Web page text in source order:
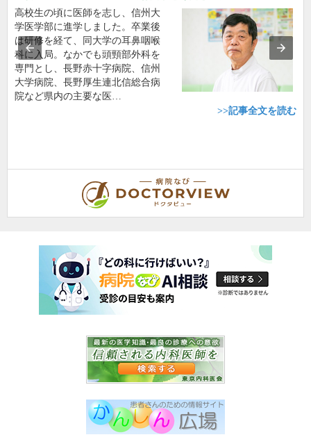
高校生の頃に医師を志し、信州大
学医学部に進学しました。卒業後
は研修を経て、同大学の耳鼻咽喉
科に入局。なかでも頭頸部外科を
専門とし、長野赤十字病院、信州
大学病院、長野厚生連北信総合病
院など県内の主要な医…
>>記事全文を読む